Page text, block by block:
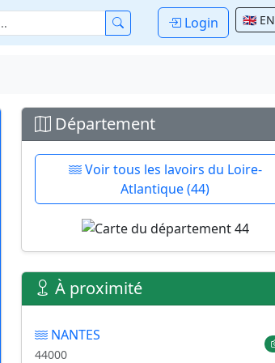
Login 🇬🇧 EN
Département
Voir tous les lavoirs du Loire-
Atlantique (44)
À proximité
NANTES
44000